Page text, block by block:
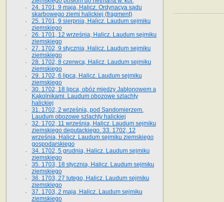
24. 1701, 9 maja, Halicz. Ordynacya sądu
skarbowego ziemi halickiej (fragment)
25. 1701, 9 sierpnia, Halicz. Laudum sejmiku
ziemskiego
26. 1701, 12 września, Halicz. Laudum sejmiku
ziemskiego
27. 1702, 9 stycznia, Halicz. Laudum sejmiku
ziemskiego
28. 1702, 8 czerwca, Halicz. Laudum sejmiku
ziemskiego
29. 1702, 6 lipca, Halicz. Laudum sejmiku
ziemskiego
30. 1702, 18 lipca, obóz między Jabłonowem a
Kąkolnikami. Laudum obozowe szlachty
halickiej
31. 1702, 2 września, pod Sandomierzem.
Laudum obozowe szlachty halickiej
32. 1702, 11 września, Halicz. Laudum sejmiku
ziemskiego deputackiego. 33. 1702, 12
września, Halicz. Laudum sejmiku ziemskiego
gospodarskiego
34. 1702, 5 grudnia, Halicz. Laudum sejmiku
ziemskiego
35. 1703, 18 stycznia, Halicz. Laudum sejmiku
ziemskiego
36. 1703, 27 lutego, Halicz. Laudum sejmiku
ziemskiego
37. 1703, 2 maja, Halicz. Laudum sejmiku
ziemskiego